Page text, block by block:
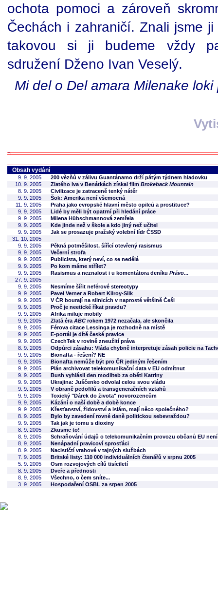
ochota pomoci a zároveň
Čechách i zahraničí. Znali jsme
takovou si ji budeme vždy
sdružení Dženo Ivan Veselý.
Mi del o Del amara Milenake
Obsah vydání
9. 9. 2005
200 vězňů v zálivu Guantánamo drží pátým týdnem hladovku
10. 9. 2005
Zlatého lva v Benátkách získal film Brokeback Mountain
8. 9. 2005
Civilizace je zatraceně tenký nátěr
9. 9. 2005
Šok: Amerika není všemocná
11. 9. 2005
Praha jako evropské hlavní město opilců a prostituce?
9. 9. 2005
Lidé by měli být opatrní při hledání práce
9. 9. 2005
Milena Hübschmannová zemřela
9. 9. 2005
Kde jinde než v škole a kdo jiný než učitel
9. 9. 2005
Jak se prosazuje pražský volební lídr ČSSD
31. 10. 2005
9. 9. 2005
Pěkná potměšilost, šířící otevřený rasismus
9. 9. 2005
Večerní strofa
9. 9. 2005
Publicista, který neví, co se nedělá
9. 9. 2005
Po kom máme střílet?
9. 9. 2005
Rasismus a neznalost i u komentátora deníku Právo...
27. 9. 2005
9. 9. 2005
Nesmíme šířit neférové stereotypy
9. 9. 2005
Pavel Verner a Robert Kilroy-Silk
9. 9. 2005
V ČR bourají na silnicích v naprosté většině Češi
9. 9. 2005
Proč je neetické říkat pravdu?
9. 9. 2005
Afrika miluje mobily
9. 9. 2005
Zlatá éra ABC rokem 1972 nezačala, ale skončila
9. 9. 2005
Férova citace Lessinga je rozhodně na místě
9. 9. 2005
E-portál je dítě české pravice
9. 9. 2005
CzechTek v rovině zneužití práva
8. 9. 2005
Odpůrci zásahu: Vláda chybně interpretuje zásah policie na
9. 9. 2005
Bionafta - řešení? NE
9. 9. 2005
Bionafta nemůže být pro ČR jediným řešením
9. 9. 2005
Plán archivovat telekomunikační data v EU odmítnut
9. 9. 2005
Bush vyhlásil den modliteb za oběti Katriny
9. 9. 2005
Ukrajina: Juščenko odvolal celou svou vládu
9. 9. 2005
V obraně pedofilů a transgeneračních vztahů
9. 9. 2005
Toxický "Dárek do života" novorozencům
9. 9. 2005
Kázání o naší době a době konce
9. 9. 2005
Křesťanství, židovství a islám, mají něco společného?
8. 9. 2005
Bylo by zavedení rovné daně politickou sebevraždou?
9. 9. 2005
Tak jak je tomu s dioxiny
8. 9. 2005
Zkusme to!
8. 9. 2005
Schraňování údajů o telekomunikačním provozu občanů EU
8. 9. 2005
Nenápadní pravicoví sprosťáci
8. 9. 2005
Nacističtí vrahové v tajných službách
7. 9. 2005
Britské listy: 110 000 individuálních čtenářů v srpnu 2005
5. 9. 2005
Osm rozvojových cílů tisíciletí
8. 9. 2005
Dveře a přednosti
8. 9. 2005
Všechno, o čem sníte...
3. 9. 2005
Hospodaření OSBL za srpen 2005